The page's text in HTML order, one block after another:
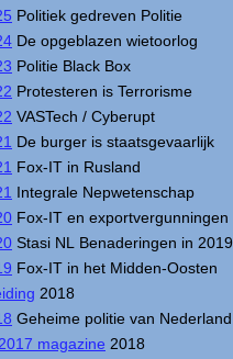
Politiek gedreven Politie
De opgeblazen wietoorlog
Politie Black Box
Protesteren is Terrorisme
VASTech / Cyberupt
De burger is staatsgevaarlijk
Fox-IT in Rusland
Integrale Nepwetenschap
Fox-IT en exportvergunningen
Stasi NL Benaderingen in 2019
Fox-IT in het Midden-Oosten
2018
Geheime politie van Nederland
magazine 2018